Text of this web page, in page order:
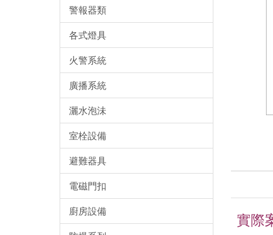
警報器類
各式燈具
火警系統
廣播系統
灑水泡沬
室栓設備
避難器具
電磁門扣
廚房設備
實際